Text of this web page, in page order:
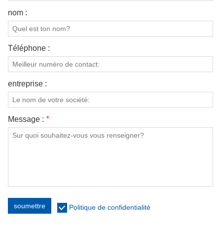
nom :
Téléphone :
entreprise :
Message : *
soumettre Politique de confidentialité